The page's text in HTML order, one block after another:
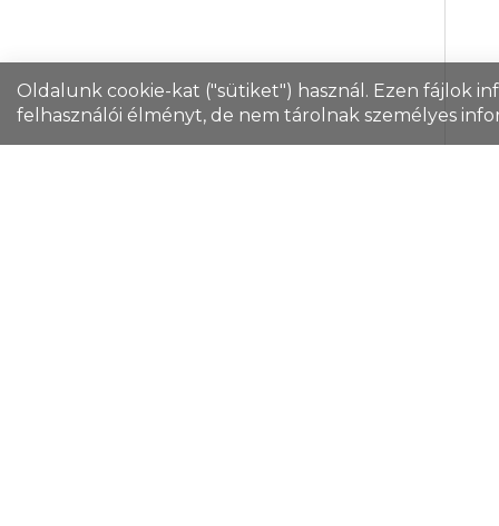
Oldalunk cookie-kat ("sütiket") használ. Ezen fájlok
felhasználói élményt, de nem tárolnak személyes